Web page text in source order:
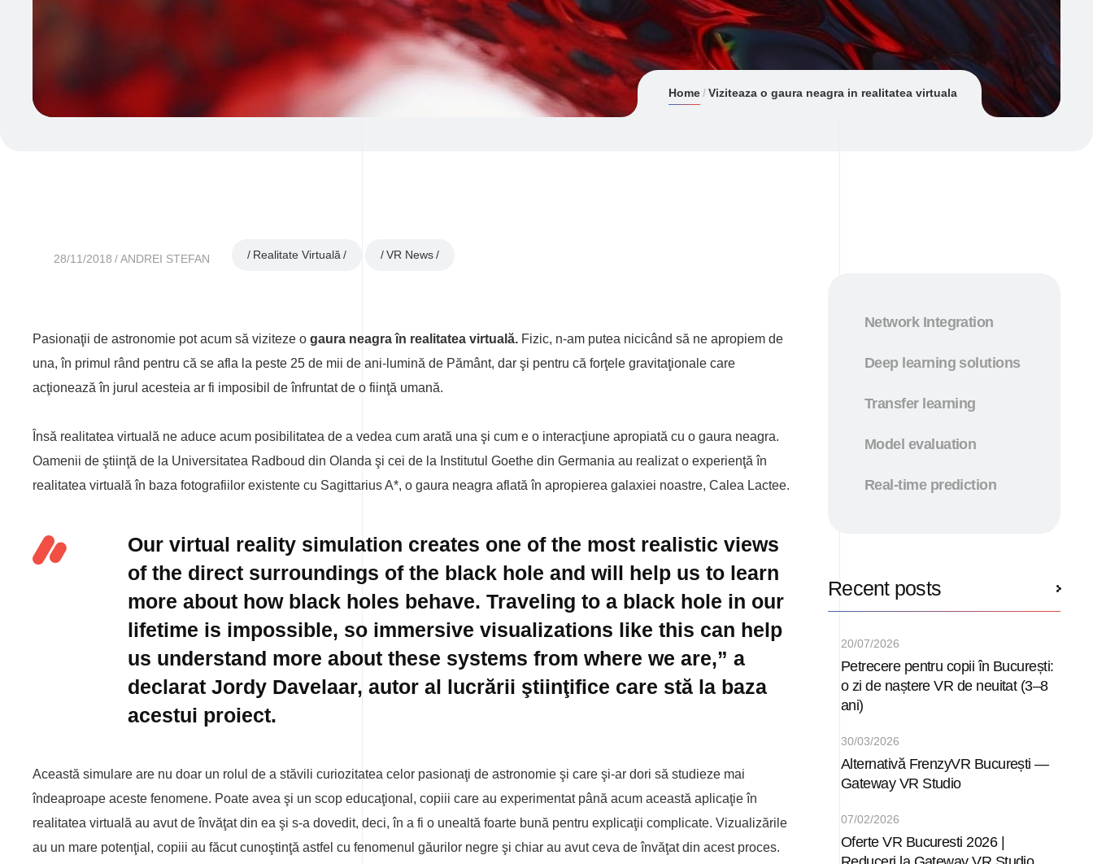
Home Viziteaza o gaura neagra in realitatea virtuala
28/11/2018 ANDREI STEFAN Realitate Virtuală VR News
Pasionaţii de astronomie pot acum să viziteze o gaura neagra în realitatea virtuală. Fizic, n-am putea nicicând să ne apropiem de
una, în primul rând pentru că se afla la peste 25 de mii de ani-lumină de Pământ, dar şi pentru că forţele gravitaţionale care
acţionează în jurul acesteia ar fi imposibil de înfruntat de o fiinţă umană.
Însă realitatea virtuală ne aduce acum posibilitatea de a vedea cum arată una şi cum e o interacţiune apropiată cu o gaura neagra.
Oamenii de ştiinţă de la Universitatea Radboud din Olanda şi cei de la Institutul Goethe din Germania au realizat o experienţă în
realitatea virtuală în baza fotografiilor existente cu Sagittarius A*, o gaura neagra aflată în apropierea galaxiei noastre, Calea Lactee.
Our virtual reality simulation creates one of the most realistic views
of the direct surroundings of the black hole and will help us to learn
more about how black holes behave. Traveling to a black hole in our
lifetime is impossible, so immersive visualizations like this can help
us understand more about these systems from where we are,” a
declarat Jordy Davelaar, autor al lucrării ştiinţifice care stă la baza
acestui proiect.
Această simulare are nu doar un rolul de a stăvili curiozitatea celor pasionaţi de astronomie şi care şi-ar dori să studieze mai
îndeaproape aceste fenomene. Poate avea şi un scop educaţional, copiii care au experimentat până acum această aplicaţie în
realitatea virtuală au avut de învăţat din ea şi s-a dovedit, deci, în a fi o unealtă foarte bună pentru explicaţii complicate. Vizualizările
au un mare potenţial, copiii au făcut cunoştinţă astfel cu fenomenul găurilor negre şi chiar au avut ceva de învăţat din acest proces.
Network Integration
Deep learning solutions
Transfer learning
Model evaluation
Real-time prediction
Recent posts
Petrecere pentru copii în București:
o zi de naștere VR de neuitat (3–8
ani)
20/07/2026
Alternativă FrenzyVR București —
Gateway VR Studio
30/03/2026
Oferte VR Bucuresti 2026 |
07/02/2026